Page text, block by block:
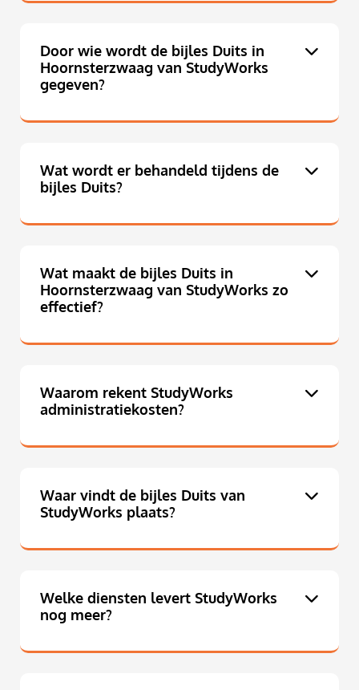
Door wie wordt de bijles Duits in
Hoornsterzwaag van StudyWorks
gegeven?
Wat wordt er behandeld tijdens de
bijles Duits?
Wat maakt de bijles Duits in
Hoornsterzwaag van StudyWorks zo
effectief?
Waarom rekent StudyWorks
administratiekosten?
Waar vindt de bijles Duits van
StudyWorks plaats?
Welke diensten levert StudyWorks
nog meer?